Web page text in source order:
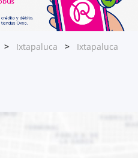
Ixtapaluca Ixtapaluca